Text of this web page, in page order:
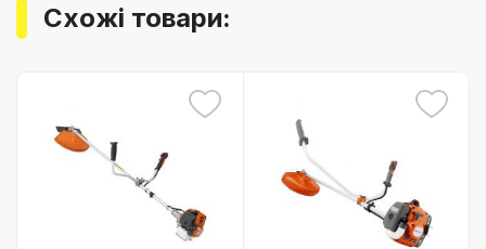
Схожі товари: